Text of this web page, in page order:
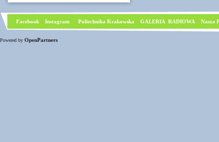
Facebook Instagram Poliechnika Krakowska GALERIA RADIOWA Nasza
Powered by OpenPartners